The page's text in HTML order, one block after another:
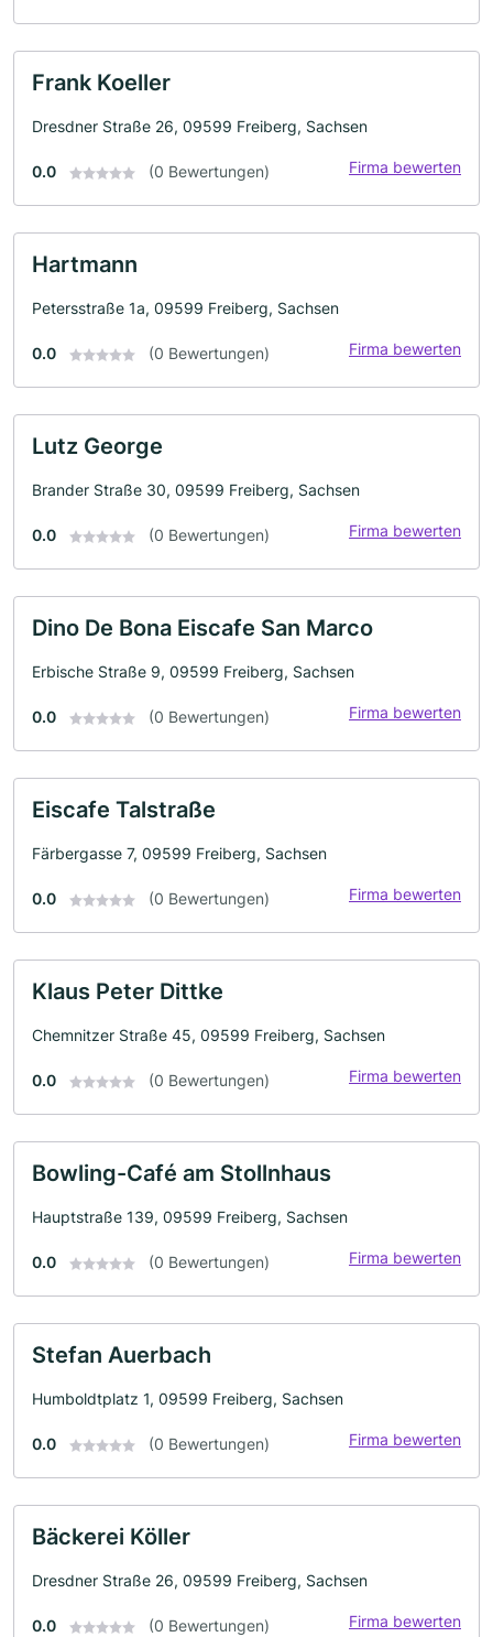
Frank Koeller
Dresdner Straße 26, 09599 Freiberg, Sachsen
0.0 (0 Bewertungen) Firma bewerten
Hartmann
Petersstraße 1a, 09599 Freiberg, Sachsen
0.0 (0 Bewertungen) Firma bewerten
Lutz George
Brander Straße 30, 09599 Freiberg, Sachsen
0.0 (0 Bewertungen) Firma bewerten
Dino De Bona Eiscafe San Marco
Erbische Straße 9, 09599 Freiberg, Sachsen
0.0 (0 Bewertungen) Firma bewerten
Eiscafe Talstraße
Färbergasse 7, 09599 Freiberg, Sachsen
0.0 (0 Bewertungen) Firma bewerten
Klaus Peter Dittke
Chemnitzer Straße 45, 09599 Freiberg, Sachsen
0.0 (0 Bewertungen) Firma bewerten
Bowling-Café am Stollnhaus
Hauptstraße 139, 09599 Freiberg, Sachsen
0.0 (0 Bewertungen) Firma bewerten
Stefan Auerbach
Humboldtplatz 1, 09599 Freiberg, Sachsen
0.0 (0 Bewertungen) Firma bewerten
Bäckerei Köller
Dresdner Straße 26, 09599 Freiberg, Sachsen
0.0 (0 Bewertungen) Firma bewerten